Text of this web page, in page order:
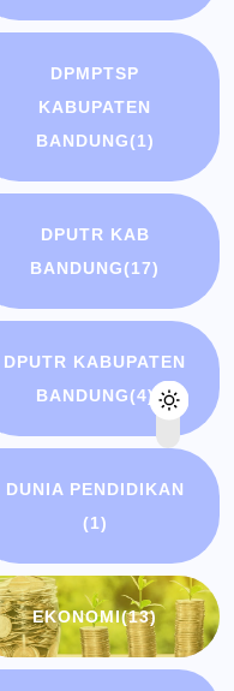
DPMPTSP
KABUPATEN
BANDUNG(1)
DPUTR KAB
BANDUNG(17)
DPUTR KABUPATEN
BANDUNG(4)
DUNIA PENDIDIKAN
(1)
EKONOMI(13)